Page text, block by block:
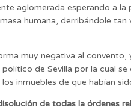
aglomerada esperando a la
humana, derribándole
muy negativa al
de Sevilla por la cual
inmuebles de que habían
de todas la órdenes